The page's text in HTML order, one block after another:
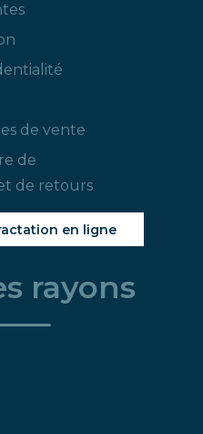
de vente
de
de retours
en ligne
rayons